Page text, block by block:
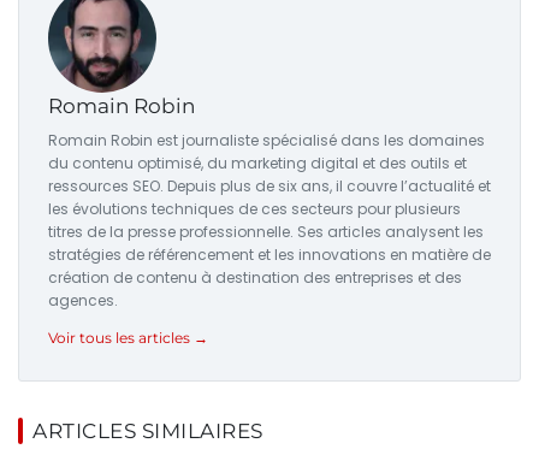
Romain Robin
Romain Robin est journaliste spécialisé dans les domaines
du contenu optimisé, du marketing digital et des outils et
ressources SEO. Depuis plus de six ans, il couvre l’actualité et
les évolutions techniques de ces secteurs pour plusieurs
titres de la presse professionnelle. Ses articles analysent les
stratégies de référencement et les innovations en matière de
création de contenu à destination des entreprises et des
agences.
Voir tous les articles →
ARTICLES SIMILAIRES